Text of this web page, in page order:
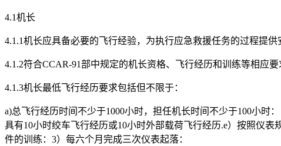
4.1机长
4.1.1机长应具备必要的飞行经验，为执行应急救援任务的过程提
4.1.2符合CCAR-91部中规定的机长资格、飞行经历和训练等相应要
4.1.3机长最低飞行经历要求包括但不限于：
a)总飞行经历时间不少于1000小时，担任机长时间不少于100小时
具有10小时绞车飞行经历或10小时外部载荷飞行经历.e）按照仪
件的训练：3）每六个月完成三次仪表起落：